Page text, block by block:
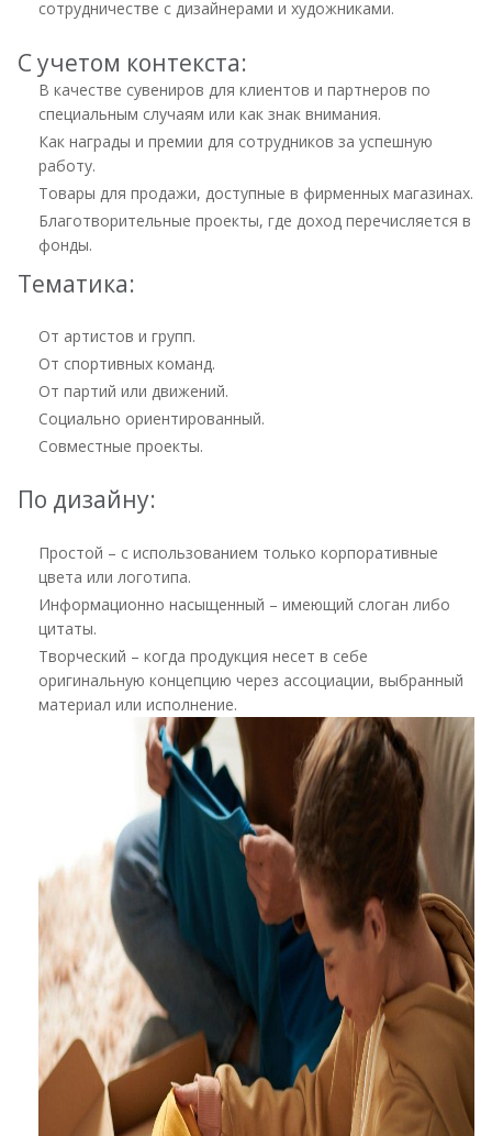
сотрудничестве с дизайнерами и художниками.
С учетом контекста:
В качестве сувениров для клиентов и партнеров по
специальным случаям или как знак внимания.
Как награды и премии для сотрудников за успешную
работу.
Товары для продажи, доступные в фирменных магазинах.
Благотворительные проекты, где доход перечисляется в
фонды.
Тематика:
От артистов и групп.
От спортивных команд.
От партий или движений.
Социально ориентированный.
Совместные проекты.
По дизайну:
Простой – с использованием только корпоративные
цвета или логотипа.
Информационно насыщенный – имеющий слоган либо
цитаты.
Творческий – когда продукция несет в себе
оригинальную концепцию через ассоциации, выбранный
материал или исполнение.